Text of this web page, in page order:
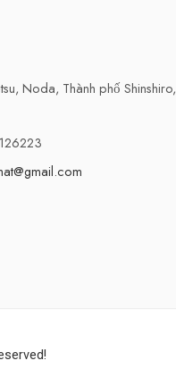
Noda, Thành phố Shinshiro,